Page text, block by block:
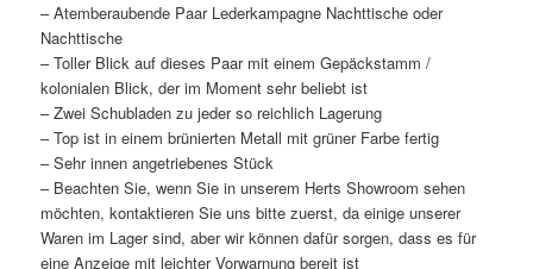
– Atemberaubende Paar Lederkampagne Nachttische oder
Nachttische
– Toller Blick auf dieses Paar mit einem Gepäckstamm /
kolonialen Blick, der im Moment sehr beliebt ist
– Zwei Schubladen zu jeder so reichlich Lagerung
– Top ist in einem brünierten Metall mit grüner Farbe fertig
– Sehr innen angetriebenes Stück
– Beachten Sie, wenn Sie in unserem Herts Showroom sehen
möchten, kontaktieren Sie uns bitte zuerst, da einige unserer
Waren im Lager sind, aber wir können dafür sorgen, dass es für
eine Anzeige mit leichter Vorwarnung bereit ist